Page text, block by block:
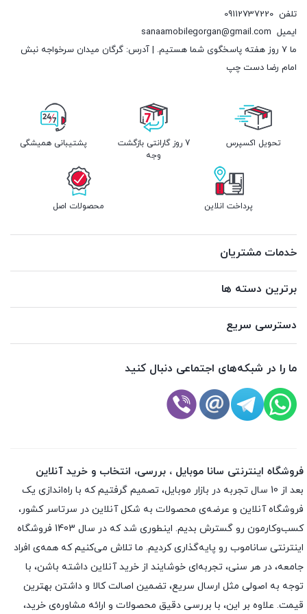
تلفن 09112737220
ایمیل sanaamobilegorgan@gmail.com
ما 7 روز هفته پاسخگوی شما هستیم. | آدرس: گرگان میدان سرخواجه نبش
امام رضا دست چپ
تحویل اکسپرس
7 روز گارانتی بازگشت
وجه
پشتیبانی همیشگی
پرداخت انلاین محصولات اصل
خدمات مشتریان
برترین دسته ها
دسترسی سریع
ما را در شبکه‌های اجتماعی دنبال کنید
فروشگاه اینترنتی سانا موبایل ، بررسی، انتخاب و خرید آنلاین
بعد از 10 سال تجربه در بازار موبایل، تصمیم گرفتیم که با راه‌اندازی یک
فروشگاه آنلاین و عرضه‌ی محصولات به شکل آنلاین در سرتاسر کشور،
کسب‌وکارمون رو گسترش بدیم. اینطوری شد که در سال 1403 فروشگاه
اینترنتی ساناموب رو پایه‌گذاری کردیم. ما تلاش می‌کنیم که همه‌ی افراد
جامعه، در هر سنی، تجربه‌ای خوشایند از خرید آنلاین داشته باشن، با
توجه به اصولی مثل ارسال سریع، تضمین اصالت کالا و داشتن بهترین
قیمت. علاوه بر این، با بررسی دقیق محصولات و ارائه مشاوره‌ی خرید،